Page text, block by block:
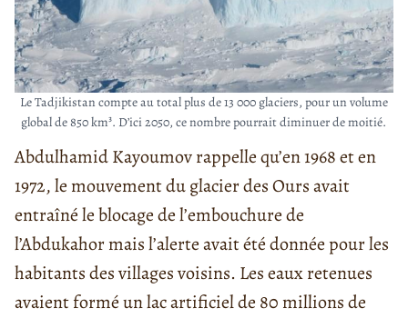
Le Tadjikistan compte au total plus de 13 000 glaciers, pour un volume
global de 850 km³. D’ici 2050, ce nombre pourrait diminuer de moitié.
Abdulhamid Kayoumov rappelle qu’en 1968 et en
1972, le mouvement du glacier des Ours avait
entraîné le blocage de l’embouchure de
l’Abdukahor mais l’alerte avait été donnée pour les
habitants des villages voisins. Les eaux retenues
avaient formé un lac artificiel de 80 millions de